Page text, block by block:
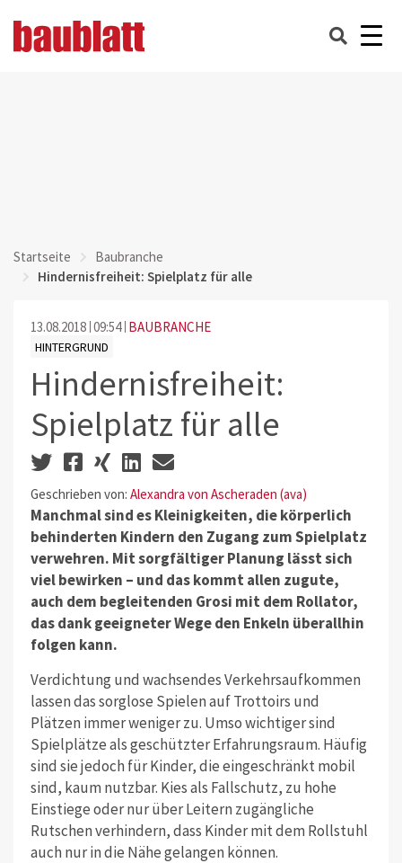
Startseite
Baubranche
Hindernisfreiheit: Spielplatz für alle
13.08.2018 09:54 BAUBRANCHE
HINTERGRUND
Hindernisfreiheit:
Spielplatz für alle
Geschrieben von: Alexandra von Ascheraden (ava)
Manchmal sind es Kleinigkeiten, die körperlich
behinderten Kindern den Zugang zum Spielplatz
verwehren. Mit sorgfältiger Planung lässt sich
viel bewirken – und das kommt allen zugute,
auch dem begleitenden Grosi mit dem Rollator,
das dank geeigneter Wege den Enkeln überallhin
folgen kann.
Verdichtung und wachsendes Verkehrsaufkommen
lassen das sorglose Spielen auf Trottoirs und
Plätzen immer weniger zu. Umso wichtiger sind
Spielplätze als geschützter Erfahrungsraum. Häufig
sind sie jedoch für Kinder, die eingeschränkt mobil
sind, kaum nutzbar. Kies als Fallschutz, zu hohe
Einstiege oder nur über Leitern zugängliche
Rutschen verhindern, dass Kinder mit dem Rollstuhl
auch nur in die Nähe gelangen können.